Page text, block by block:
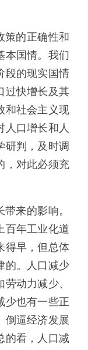
策的正确性和
本国情。我们
段的现实国情
过快增长及其
和社会主义现
人口增长和人
研判，及时调
，对此必须充
来的影响。
百年工业化道
得早，但总体
的。人口减少
动力减少、
少也有一些正
倒逼经济发展
的看，人口减